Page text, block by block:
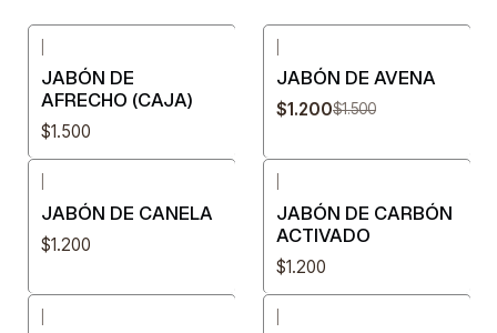
JABÓN DE
AFRECHO (CAJA)
$1.500
-20%
JABÓN DE AVENA
$1.200$1.500
JABÓN DE CANELA
$1.200
JABÓN DE CARBÓN
ACTIVADO
$1.200